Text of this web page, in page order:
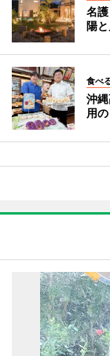
名
陽と
食べ
沖
用